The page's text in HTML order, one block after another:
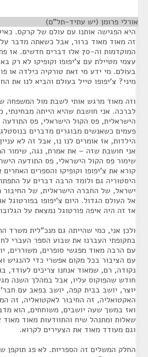
אורלי פרומן (יש עתיד-תל"ם)
היא הפגישה אותנו עם עולם של קרקס.
המוקדמות וה-70 אלו דברים
עצמי מטיילת עם צ'יפופו וקופיקו לא רק
בעולם. מי ידע מי זאת טורקיה כילדה או
מיני? צ'יפופו טייל בעולם והביא לנו את
וזה מאוד מרגש אותי לשבת מול המשפחה
לברכה. אני חושבת שהיא הייתה מבחינתי,
הישראלית, פס הקול הישראלי, פס
פעמים כשאנשים מבוגרים מדברים
הילדות, אז אומרים לנו נו, אבל זה לא
אני חושבת שזה – את אמרת, נגה, שימור
שימור פס הקול הישראלי, פס התודעה
קורא את צ'יפופו וקופיקו והספרים
היסטוריה גם ולומד הרבה דברים על
ישראל, של החברה הישראלית, של החיבור
אל העולם הגדול. היום צ'יפופו בפורטוגל
אז זה היה איפה פורטוגל נמצאת על
ולכן אני, כמי שהייתה גם מנכ"לית משרד
בתקופתי העברנו את שבוע הספר העברי
עם הרבה מאוד מפגשי סופרים, משוררים,
עם הציבור בכל מקום אפשרי כדי להנגיש
נקודה, רם, שמאוד אנחנו צריכים לעודד,
חודש שהפוקוס עליו, אבל במהלך השנה
יוצר, יושב בבית קפה, יושב בפאב עם
האקטואליה, זה החיבור לאקטואליה, זה
ואז במשך שעה יושבים, משוחחים, הוא
שאלות ומתנהל שיח והתוודעות מאוד מאוד
וגם מעודד מאוד את הצעירים לקרוא.
החלק המשלים זה הספריות. לא פג תוקפן